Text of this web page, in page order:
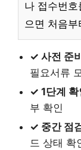
나 접수번
으면 처음
✓ 사전 준
필요서류
✓ 1단계 확
부 확인
✓ 중간 점
드 상태 확